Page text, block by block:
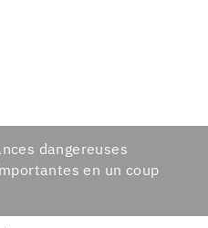
dangereuses
en un coup